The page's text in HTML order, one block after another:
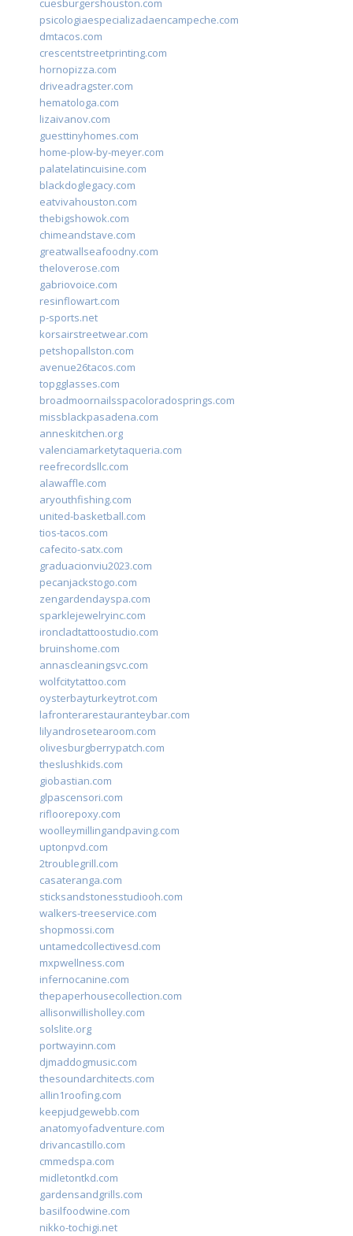
cuesburgershouston.com
psicologiaespecializadaencampeche.com
dmtacos.com
crescentstreetprinting.com
hornopizza.com
driveadragster.com
hematologa.com
lizaivanov.com
guesttinyhomes.com
home-plow-by-meyer.com
palatelatincuisine.com
blackdoglegacy.com
eatvivahouston.com
thebigshowok.com
chimeandstave.com
greatwallseafoodny.com
theloverose.com
gabriovoice.com
resinflowart.com
p-sports.net
korsairstreetwear.com
petshopallston.com
avenue26tacos.com
topgglasses.com
broadmoornailsspacoloradosprings.com
missblackpasadena.com
anneskitchen.org
valenciamarketytaqueria.com
reefrecordsllc.com
alawaffle.com
aryouthfishing.com
united-basketball.com
tios-tacos.com
cafecito-satx.com
graduacionviu2023.com
pecanjackstogo.com
zengardendayspa.com
sparklejewelryinc.com
ironcladtattoostudio.com
bruinshome.com
annascleaningsvc.com
wolfcitytattoo.com
oysterbayturkeytrot.com
lafronterarestauranteybar.com
lilyandrosetearoom.com
olivesburgberrypatch.com
theslushkids.com
giobastian.com
glpascensori.com
rifloorepoxy.com
woolleymillingandpaving.com
uptonpvd.com
2troublegrill.com
casateranga.com
sticksandstonesstudiooh.com
walkers-treeservice.com
shopmossi.com
untamedcollectivesd.com
mxpwellness.com
infernocanine.com
thepaperhousecollection.com
allisonwillisholley.com
solslite.org
portwayinn.com
djmaddogmusic.com
thesoundarchitects.com
allin1roofing.com
keepjudgewebb.com
anatomyofadventure.com
drivancastillo.com
cmmedspa.com
midletontkd.com
gardensandgrills.com
basilfoodwine.com
nikko-tochigi.net